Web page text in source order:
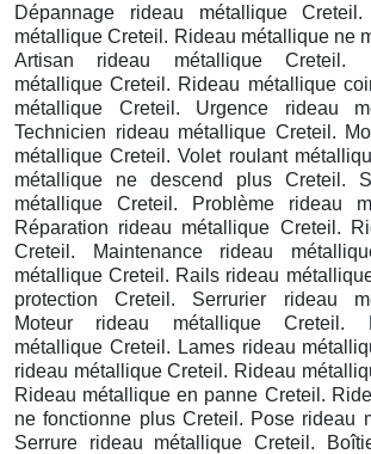
Dépannage rideau métallique
métallique Creteil. Rideau métallique ne
Artisan rideau métallique Creteil.
métallique Creteil. Rideau métallique
métallique Creteil. Urgence rideau
Technicien rideau métallique Creteil.
métallique Creteil. Volet roulant
métallique ne descend plus Creteil.
métallique Creteil. Problème rideau
Réparation rideau métallique Creteil.
Creteil. Maintenance rideau
métallique Creteil. Rails rideau
protection Creteil. Serrurier rideau
Moteur rideau métallique Creteil.
métallique Creteil. Lames rideau
rideau métallique Creteil. Rideau
Rideau métallique en panne Creteil.
ne fonctionne plus Creteil. Pose rideau
Serrure rideau métallique Creteil.